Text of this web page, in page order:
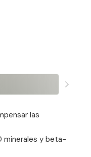
las
minerales y beta-